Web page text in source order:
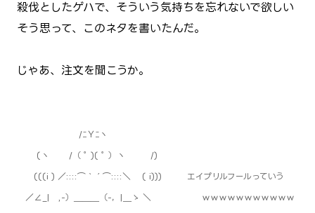
殺伐としたゲハで、そういう気持ちを忘れないで欲しい
そう思って、このネタを書いたんだ。
じゃあ、注文を聞こうか。
/ﾆＹﾆヽ
(ヽ /（ ﾟ )( ﾟ ）ヽ /)
(((i ) ／::::⌒｀´⌒::::＼ ( i))) エイプリルフールっていう
／∠_| ,-）＿＿＿（-，|＿ゝ ＼ ｗｗｗｗｗｗｗｗｗｗｗ